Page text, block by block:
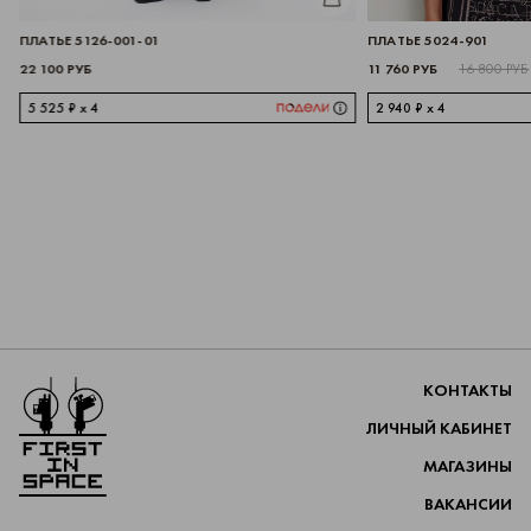
ПЛАТЬЕ 5126-001-01
22 100 РУБ
5 525 ₽ x 4
ПЛАТЬЕ 5024-901
11 760 РУБ
16 800 РУБ
2 940 ₽ x 4
Перейти на главную
КОНТАКТЫ
ЛИЧНЫЙ КАБИНЕТ
МАГАЗИНЫ
ВАКАНСИИ